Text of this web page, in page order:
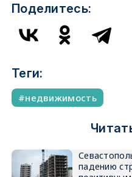
Поделитесь:
Теги:
недвижимость
падению